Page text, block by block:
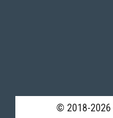
© 2018-2026